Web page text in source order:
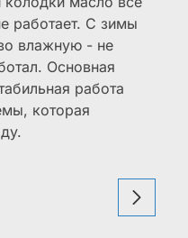
работает. С зимы
влажную - не
Основная
работа
которая